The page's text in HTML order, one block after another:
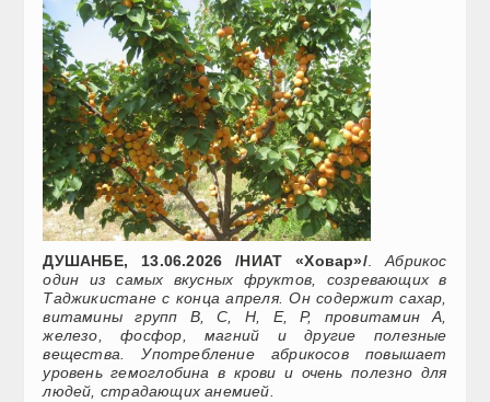
ДУШАНБЕ, 13.06.2026 /НИАТ «Ховар»/.Абрикос
один из самых вкусных фруктов, созревающих в
Таджикистане с конца апреля. Он содержит сахар,
витамины групп В, С, Н, Е, Р, провитамин А,
железо, фосфор, магний и другие полезные
вещества. Употребление абрикосов повышает
уровень гемоглобина в крови и очень полезно для
людей, страдающих анемией.